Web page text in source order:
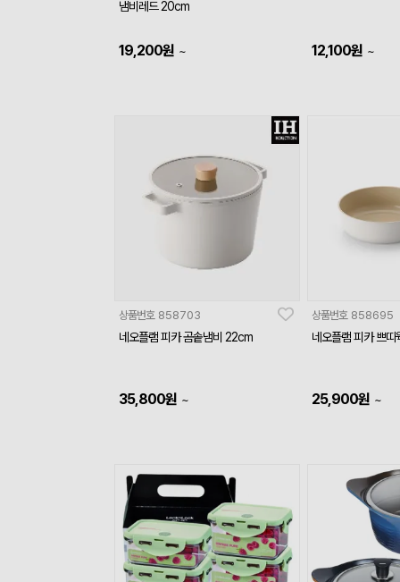
냄비레드 20cm
19,200원 ~ 12,100원 ~
상품번호 858703
네오플램 피카 곰솥냄비 22cm
35,800원 ~
상품번호 858695
네오플램 피카 쁘
25,900원 ~